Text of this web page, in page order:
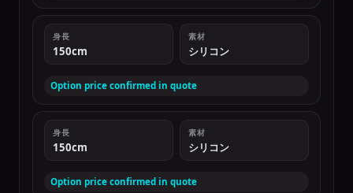
身長
150cm
素材
シリコン
Option price confirmed in quote
身長
150cm
素材
シリコン
Option price confirmed in quote